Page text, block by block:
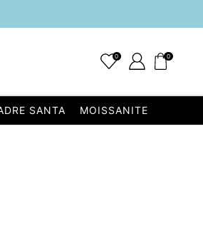
0 0
SANTA MOISSANITE